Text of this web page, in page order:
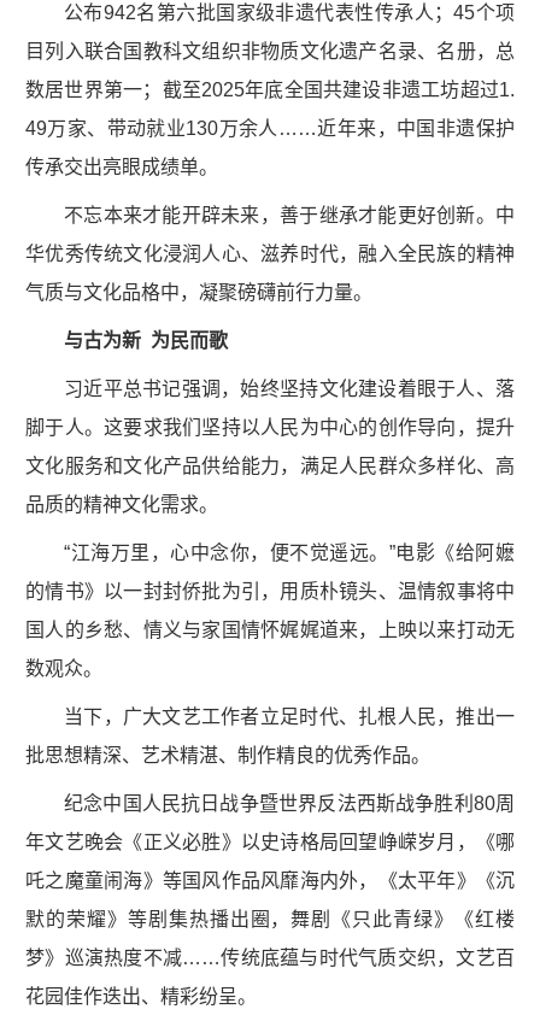
公布942名第六批国家级非遗代表性传承人；45个项
目列入联合国教科文组织非物质文化遗产名录、名册，总
数居世界第一；截至2025年底全国共建设非遗工坊超过1.
49万家、带动就业130万余人……近年来，中国非遗保护
传承交出亮眼成绩单。
不忘本来才能开辟未来，善于继承才能更好创新。中
华优秀传统文化浸润人心、滋养时代，融入全民族的精神
气质与文化品格中，凝聚磅礴前行力量。
与古为新 为民而歌
习近平总书记强调，始终坚持文化建设着眼于人、落
脚于人。这要求我们坚持以人民为中心的创作导向，提升
文化服务和文化产品供给能力，满足人民群众多样化、高
品质的精神文化需求。
“江海万里，心中念你，便不觉遥远。”电影《给阿嬷
的情书》以一封封侨批为引，用质朴镜头、温情叙事将中
国人的乡愁、情义与家国情怀娓娓道来，上映以来打动无
数观众。
当下，广大文艺工作者立足时代、扎根人民，推出一
批思想精深、艺术精湛、制作精良的优秀作品。
纪念中国人民抗日战争暨世界反法西斯战争胜利80周
年文艺晚会《正义必胜》以史诗格局回望峥嵘岁月，《哪
吒之魔童闹海》等国风作品风靡海内外，《太平年》《沉
默的荣耀》等剧集热播出圈，舞剧《只此青绿》《红楼
梦》巡演热度不减……传统底蕴与时代气质交织，文艺百
花园佳作迭出、精彩纷呈。